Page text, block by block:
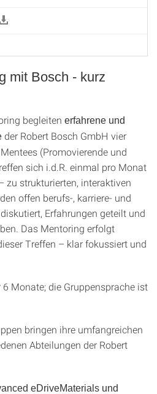
mit Bosch - kurz
begleiten erfahrene und
der Robert Bosch GmbH vier
(Promovierende und
sich i.d.R. einmal pro Monat
zu strukturierten, interaktiven
offen berufs-, karriere- und
Erfahrungen geteilt und
Das Mentoring erfolgt
Treffen – klar fokussiert und
Monate; die Gruppensprache ist
bringen ihre umfangreichen
Abteilungen der Robert
eDriveMaterials und